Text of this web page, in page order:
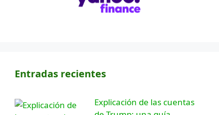
Entradas recientes
Explicación de las cuentas